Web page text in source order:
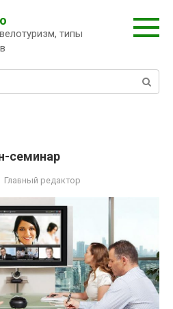
типы
семинар
Главный редактор